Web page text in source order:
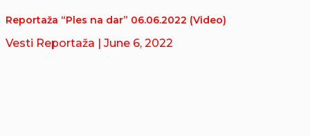
Reportaža “Ples na dar” 06.06.2022 (Video)
Vesti Reportaža | June 6, 2022